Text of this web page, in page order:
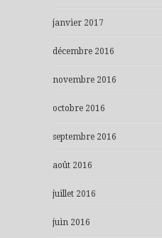
janvier 2017
décembre 2016
novembre 2016
octobre 2016
septembre 2016
août 2016
juillet 2016
juin 2016